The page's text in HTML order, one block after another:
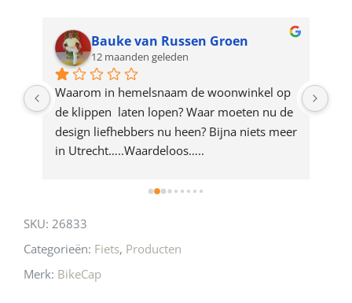
product
Bauke van Russen Groen
12 maanden geleden
Waarom in hemelsnaam de woonwinkel op
de klippen  laten lopen? Waar moeten nu de
design liefhebbers nu heen? Bijna niets meer
in Utrecht…..Waardeloos…..
SKU: 26833
Categorieën: Fiets, Producten
Merk: BikeCap